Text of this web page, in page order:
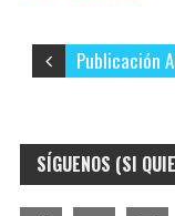
Publicación
SÍGUENOS (SI